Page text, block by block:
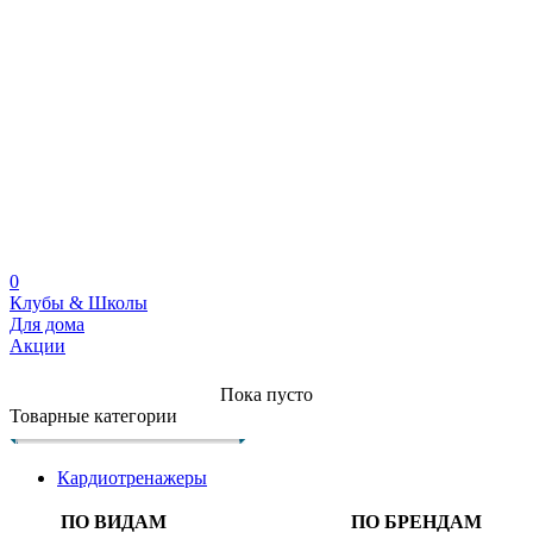
0
Клубы & Школы
Для дома
Акции
Пока пусто
Товарные категории
Кардиотренажеры
ПО ВИДАМ ПО БРЕНДАМ